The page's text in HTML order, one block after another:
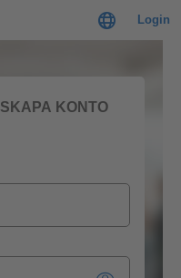
Login
SKAPA KONTO